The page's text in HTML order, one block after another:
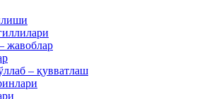
жавоблар
– қувватлаш